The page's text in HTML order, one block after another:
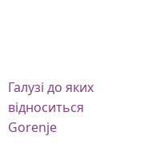
Галузі до яких
відноситься
Gorenje